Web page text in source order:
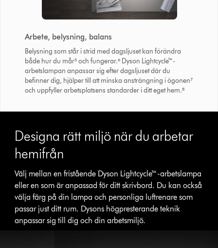
Arbete, belysning, balans
Belysning som står i strid med dagsljuset kan förändra
både hur du mår⁵ och fungerar.⁶ Dyson Lightcycle™-
arbetslampan anpassar sig efter dagsljuset där du
befinner dig, hjälper till att minska ansträngning i ögonen⁷
och uppfyller arbetsplatsens standarder i ditt eget hem.⁸
Designa rätt miljö när du arbetar
hemifrån
Välj mellan en fristående Dyson Lightcycle™-arbetslampa
eller en som är anpassad för ditt skrivbord. Du kan också
välja färg på din lampa och personliga luftrenare som
passar just ditt rum. Dysons högpresterande teknik
anpassar sig till dig och din arbetsmiljö.